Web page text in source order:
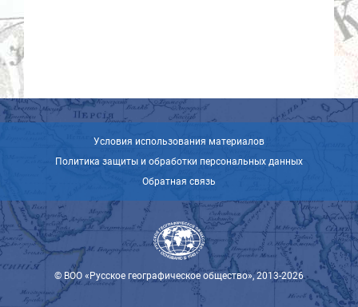
Условия использования материалов
Политика защиты и обработки персональных данных
Обратная связь
© ВОО «Русское географическое общество», 2013-2026